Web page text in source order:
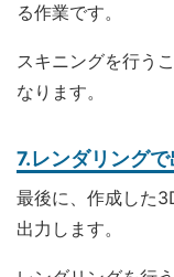
る作業です。
スキニングを行う
なります。
7.レンダリング
最後に、作成した
出力します。